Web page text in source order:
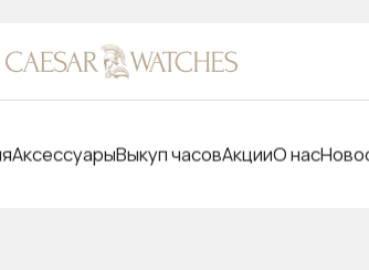
АксессуарыВыкуп часовАкцииО нас